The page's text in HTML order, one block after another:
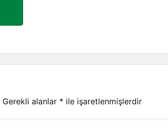
Gerekli alanlar * ile işaretlenmişlerdir